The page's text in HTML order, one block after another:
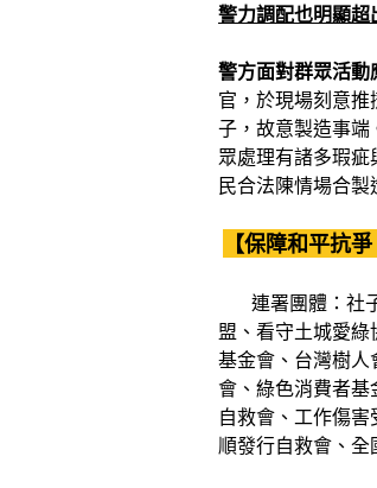
警力調配也明顯超
警方面對群眾活
官，於現場刻意
子，故意製造事
眾處理有諸多瑕
民合法陳情場合製
【保障和平抗
連署團體：社子
盟、看守土城愛
基金會、台灣樹
會、綠色消費者
自救會、工作傷
順發行自救會、